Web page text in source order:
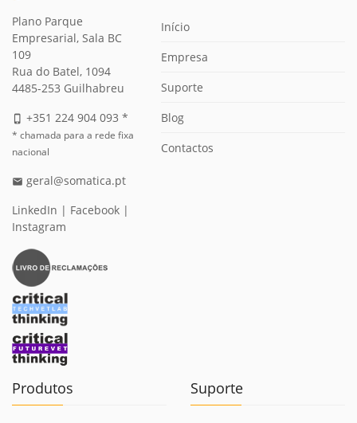
Plano Parque
Empresarial, Sala BC
109
Rua do Batel, 1094
4485-253 Guilhabreu
phone_iphone +351 224 904 093 *
* chamada para a rede fixa
nacional
email geral@somatica.pt
LinkedIn | Facebook |
Instagram
Início
Empresa
Suporte
Blog
Contactos
Produtos Suporte